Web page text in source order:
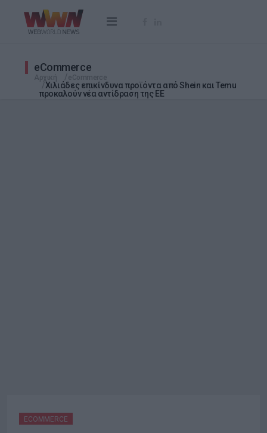
eCommerce
Χιλιάδες επικίνδυνα προϊόντα από Shein και Temu
προκαλούν νέα αντίδραση της ΕΕ
ECOMMERCE